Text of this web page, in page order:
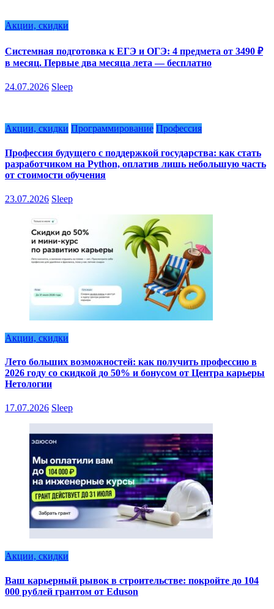
Акции, скидки
Системная подготовка к ЕГЭ и ОГЭ: 4 предмета от 3490 ₽
в месяц. Первые два месяца лета — бесплатно
24.07.2026 Sleep
Акции, скидки Программирование Профессия
Профессия будущего с поддержкой государства: как стать
разработчиком на Python, оплатив лишь небольшую часть
от стоимости обучения
23.07.2026 Sleep
Акции, скидки
Лето больших возможностей: как получить профессию в
2026 году со скидкой до 50% и бонусом от Центра карьеры
Нетологии
17.07.2026 Sleep
Акции, скидки
Ваш карьерный рывок в строительстве: покройте до 104
000 рублей грантом от Eduson